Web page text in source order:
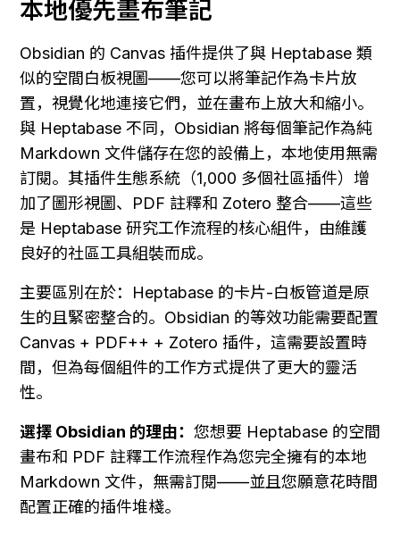
本地優先畫布筆記
Obsidian 的 Canvas 插件提供了與 Heptabase 類
似的空間白板視圖——您可以將筆記作為卡片放
置，視覺化地連接它們，並在畫布上放大和縮小。
與 Heptabase 不同，Obsidian 將每個筆記作為純
Markdown 文件儲存在您的設備上，本地使用無需
訂閱。其插件生態系統（1,000 多個社區插件）增
加了圖形視圖、PDF 註釋和 Zotero 整合——這些
是 Heptabase 研究工作流程的核心組件，由維護
良好的社區工具組裝而成。
主要區別在於：Heptabase 的卡片-白板管道是原
生的且緊密整合的。Obsidian 的等效功能需要配置
Canvas + PDF++ + Zotero 插件，這需要設置時
間，但為每個組件的工作方式提供了更大的靈活
性。
選擇 Obsidian 的理由： 您想要 Heptabase 的空間
畫布和 PDF 註釋工作流程作為您完全擁有的本地
Markdown 文件，無需訂閱——並且您願意花時間
配置正確的插件堆棧。